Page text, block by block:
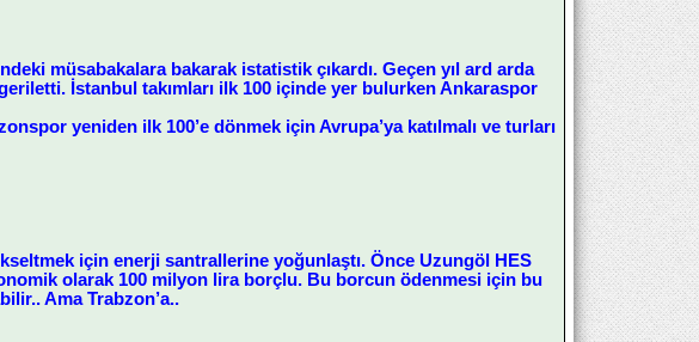
müsabakalara bakarak istatistik çıkardı. Geçen yıl ard arda
İstanbul takımları ilk 100 içinde yer bulurken Ankaraspor
yeniden ilk 100’e dönmek için Avrupa’ya katılmalı ve turları
için enerji santrallerine yoğunlaştı. Önce Uzungöl HES
olarak 100 milyon lira borçlu. Bu borcun ödenmesi için bu
Ama Trabzon’a..